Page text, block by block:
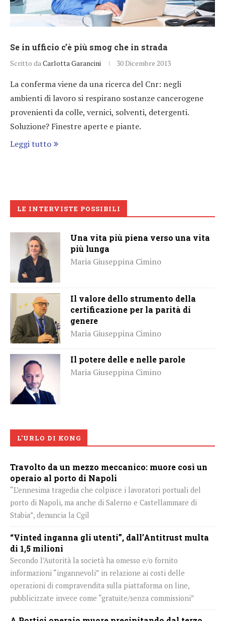
Se in ufficio c’è più smog che in strada
Scritto da Carlotta Garancini 30 Dicembre 2013
La conferma viene da una ricerca del Cnr: negli
ambienti di lavoro si respirano sostanze cancerogene
provenienti da colle, vernici, solventi, detergenti.
Soluzione? Finestre aperte e piante.
Leggi tutto
LE INTERVISTE POSSIBILI
Una vita più piena verso una vita
più lunga
Maria Giuseppina Cimino
Il valore dello strumento della
certificazione per la parità di
genere
Maria Giuseppina Cimino
Il potere delle e nelle parole
Maria Giuseppina Cimino
L'URLO DI KONG
Travolto da un mezzo meccanico: muore così un
operaio al porto di Napoli
“L’ennesima tragedia che colpisce i lavoratori portuali del
porto di Napoli, ma anche di Salerno e Castellammare di
Stabia”, denuncia la Cgil
“Vinted inganna gli utenti”, dall’Antitrust multa
di 1,5 milioni
Secondo l’Autorità la società ha omesso e/o fornito
informazioni “ingannevoli” in relazione ai costi delle
operazioni di compravendita sulla piattaforma on line,
pubblicizzate invece come “gratuite/senza commissioni”